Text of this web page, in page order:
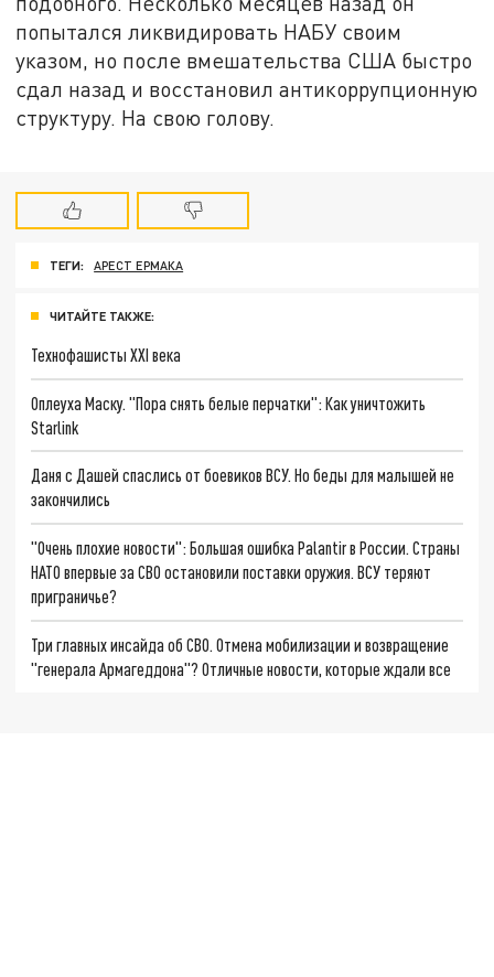
попытался ликвидировать НАБУ своим
указом, но после вмешательства США быстро
сдал назад и восстановил антикоррупционную
структуру. На свою голову.
ТЕГИ: АРЕСТ ЕРМАКА
ЧИТАЙТЕ ТАКЖЕ:
Технофашисты XXI века
Оплеуха Маску. "Пора снять белые перчатки": Как уничтожить
Starlink
Даня с Дашей спаслись от боевиков ВСУ. Но беды для малышей не
закончились
"Очень плохие новости": Большая ошибка Palantir в России. Страны
НАТО впервые за СВО остановили поставки оружия. ВСУ теряют
приграничье?
Три главных инсайда об СВО. Отмена мобилизации и возвращение
"генерала Армагеддона"? Отличные новости, которые ждали все